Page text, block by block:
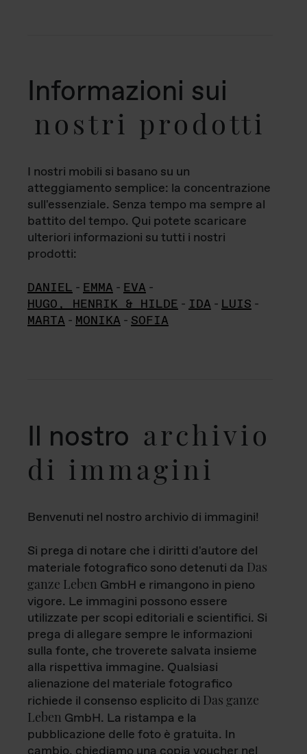
Informazioni sui
nostri prodotti
I nostri mobili si basano su un
atteggiamento semplice: la concentrazione
sull'essenziale. Senza tempo ma sempre al
battito del tempo. Qui potete scaricare
ulteriori informazioni su tutti i nostri
prodotti:
DANIEL - EMMA - EVA -
HUGO, HENRIK & HILDE - IDA - LUIS -
MARTA - MONIKA - SOFIA
Il nostro archivio
di immagini
Benvenuti nel nostro archivio di immagini!
Si prega di notare che i diritti d'autore del
materiale fotografico sono detenuti da Das
ganze Leben GmbH e rimangono in pieno
vigore. Le immagini possono essere
utilizzate per scopi editoriali e scientifici. Si
prega di allegare sempre le informazioni
sulla fonte, che troverete salvata insieme
alla rispettiva immagine. Qualsiasi
alienazione del materiale fotografico
richiede il consenso esplicito di Das ganze
Leben GmbH. La ristampa e la
pubblicazione delle foto è gratuita. In
cambio, chiediamo una copia voucher nel